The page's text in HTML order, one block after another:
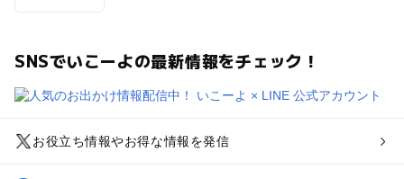
SNSでいこーよの最新情報をチェック！
お役立ち情報やお得な情報を発信